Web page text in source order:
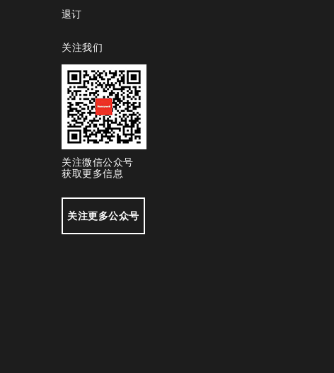
退订
关注我们
关注微信公众号
获取更多信息
关注更多公众号